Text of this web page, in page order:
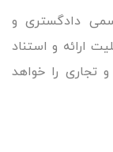
دادگستری و
ارائه و استناد
و تجاری را خواهد